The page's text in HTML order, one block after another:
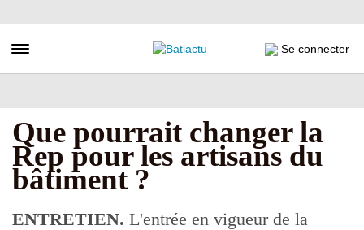
au
principal
Toggle navigation Se connecter
Que pourrait changer la
Rep pour les artisans du
bâtiment ?
ENTRETIEN. L'entrée en vigueur de la